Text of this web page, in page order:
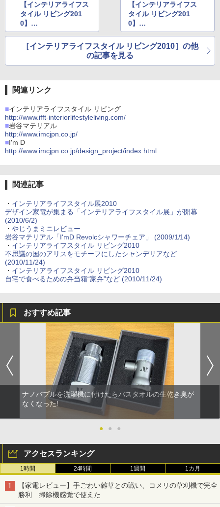
【インテリアライフス
タイル リビング201
0】
不思議の国のアリスを
モチーフにしたシャン
デリアなど
【インテリアライフス
タイル リビング201
0】
子供と一緒に遊びなが
ら使える掃除グッズな
ど
［インテリアライフスタイル リビング2010］の他
の記事を見る
関連リンク
■インテリアライフスタイル リビング
http://www.ifft-interiorlifestyleliving.com/
■岩谷マテリアル
http://www.imcjpn.co.jp/
■I'm D
http://www.imcjpn.co.jp/design_project/index.html
関連記事
・ インテリアライフスタイル展2010
デザイン家電が集まる「インテリアライフスタイル展」が開幕
(2010/6/2)
・ やじうまミニレビュー
岩谷マテリアル「I'mD Revolcシャワーチェア」 (2009/1/14)
・ インテリアライフスタイル リビング2010
不思議の国のアリスをモチーフにしたシャンデリアなど
(2010/11/24)
・ インテリアライフスタイル リビング2010
自宅で食べるための弁当箱“家弁”など (2010/11/24)
おすすめ記事
ナノバブルを洗濯機に付けたらバスタオルの生乾き臭が
なくなった!
● ● ●
アクセスランキング
1時間 24時間 1週間 1カ月
【家電レビュー】手ごわい雑草との戦い、コメリの草刈機で完全
勝利 掃除機感覚で使えた